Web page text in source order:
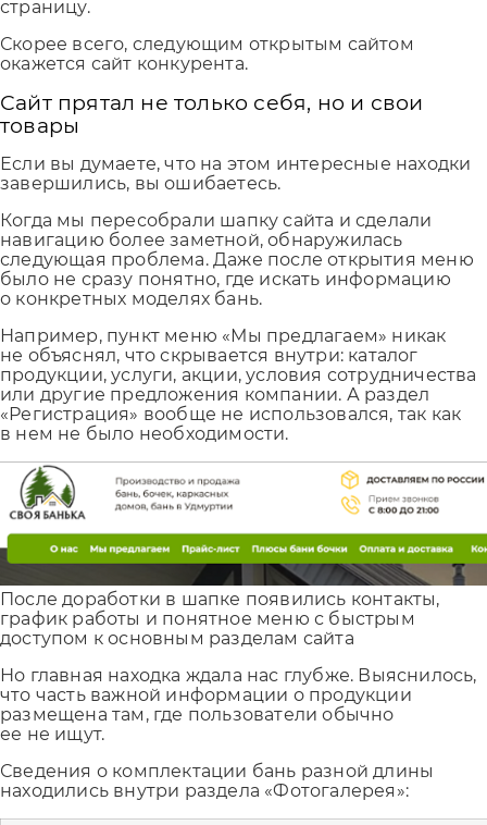
страницу.
Скорее всего, следующим открытым сайтом
окажется сайт конкурента.
Сайт прятал не только себя, но и свои
товары
Если вы думаете, что на этом интересные находки
завершились, вы ошибаетесь.
Когда мы пересобрали шапку сайта и сделали
навигацию более заметной, обнаружилась
следующая проблема. Даже после открытия меню
было не сразу понятно, где искать информацию
о конкретных моделях бань.
Например, пункт меню «Мы предлагаем» никак
не объяснял, что скрывается внутри: каталог
продукции, услуги, акции, условия сотрудничества
или другие предложения компании. А раздел
«Регистрация» вообще не использовался, так как
в нем не было необходимости.
После доработки в шапке появились контакты,
график работы и понятное меню с быстрым
доступом к основным разделам сайта
Но главная находка ждала нас глубже. Выяснилось,
что часть важной информации о продукции
размещена там, где пользователи обычно
ее не ищут.
Сведения о комплектации бань разной длины
находились внутри раздела «Фотогалерея»: